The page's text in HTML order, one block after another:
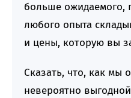
больше ожидаемого,
любого опыта
и цены, которую вы
Сказать, что, как мы
невероятно